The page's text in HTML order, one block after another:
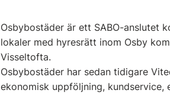
Osbybostäder är ett SABO-anslutet
lokaler med hyresrätt inom Osby
Visseltofta.
Osbybostäder har sedan tidigare
ekonomisk uppföljning,